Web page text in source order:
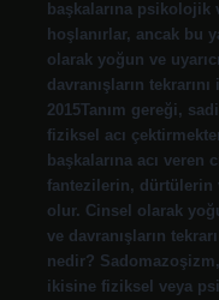
başkalarına psikolojik
hoşlanırlar, ancak bu
olarak yoğun ve
davranışların
2015Tanım gereği,
fiziksel acı
başkalarına acı veren
fantezilerin, dürtülerin
olur. Cinsel olarak
ve davranışların
nedir?
ikisine fiziksel veya